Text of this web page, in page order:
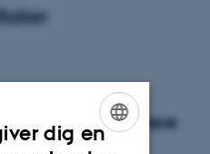
der kan reparere
ENGLISH
dig en